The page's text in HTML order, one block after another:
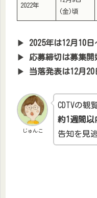
2022年
(金)頃
▶ 2025年は12月10
▶ 応募締切は募集開
▶ 当落発表は12月20
じゅんこ
CDTVの観
約1週間以
告知を見